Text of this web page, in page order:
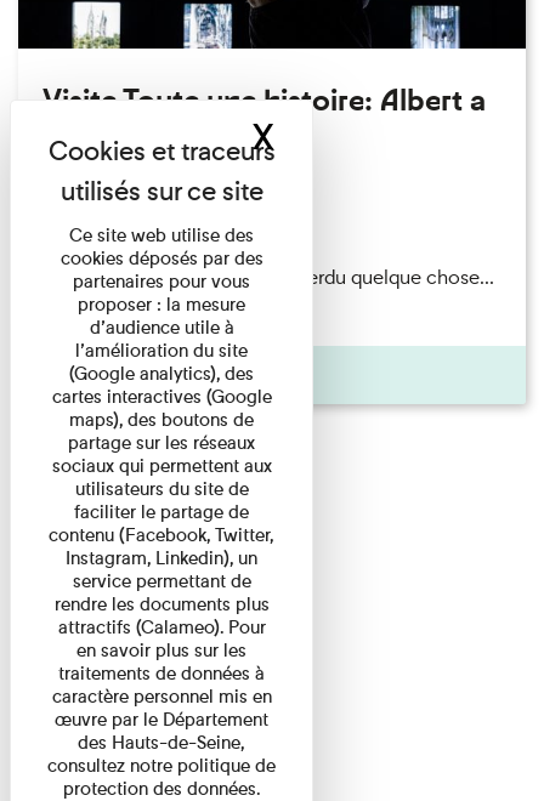
Visite Toute une histoire: Albert a
perdu son chapeau!
Exposition permanente
Du 15/08/2026 au 15/08/2026
Il semblerait qu’Albert Kahn a perdu quelque chose...
Accompagnés d’une ...
Agenda
Ce site web utilise des
cookies déposés par des
partenaires pour vous
proposer : la mesure
d’audience utile à
l’amélioration du site
(Google analytics), des
cartes interactives (Google
maps), des boutons de
partage sur les réseaux
sociaux qui permettent aux
utilisateurs du site de
faciliter le partage de
contenu (Facebook, Twitter,
Instagram, Linkedin), un
service permettant de
rendre les documents plus
attractifs (Calameo). Pour
en savoir plus sur les
traitements de données à
caractère personnel mis en
œuvre par le Département
des Hauts-de-Seine,
consultez notre politique de
protection des données.
XMasquer le